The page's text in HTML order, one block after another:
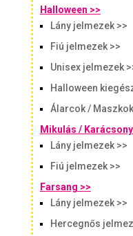
Halloween >>
Lány jelmezek >>
Fiú jelmezek >>
Unisex jelmezek
Halloween
Álarcok /
Mikulás / Karácsony
Lány jelmezek >>
Fiú jelmezek >>
Farsang >>
Lány jelmezek >>
Hercegnős